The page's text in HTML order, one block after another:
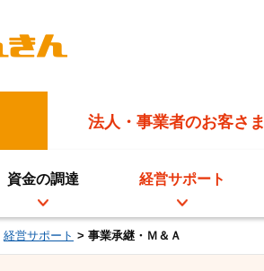
法人・事業者のお客さま
資金の調達 経営サポート
経営サポート > 事業承継・Ｍ＆Ａ